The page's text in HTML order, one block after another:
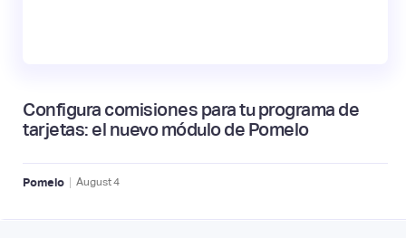
Configura comisiones para tu programa de
tarjetas: el nuevo módulo de Pomelo
Pomelo | August4